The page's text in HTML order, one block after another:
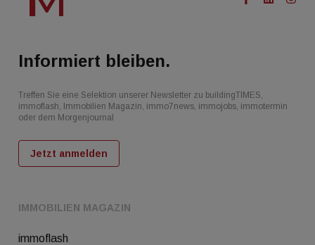
IMMOBILIEN MAGAZIN
immoflash
Informiert bleiben.
Treffen Sie eine Selektion unserer Newsletter zu buildingTIMES,
immoflash, Immobilien Magazin, immo7news, immojobs, immotermin
oder dem Morgenjournal
Jetzt anmelden